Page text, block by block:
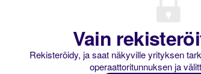
Vain
Rekisteröidy, ja saat näkyville yrityksen
operaattoritunnuksen ja